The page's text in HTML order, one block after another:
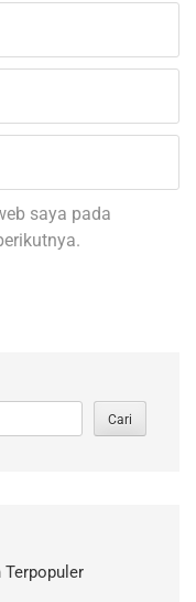
saya pada
Cari
Terpopuler